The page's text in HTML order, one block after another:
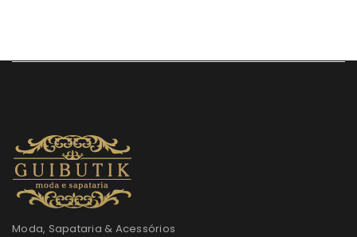
Moda, Sapataria & Acessórios